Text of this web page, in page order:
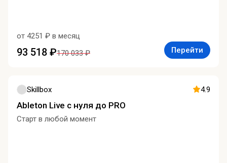
от 4251 ₽ в месяц
93 518 ₽170 033 ₽ Перейти
Skillbox 4.9
Ableton Live c нуля до PRO
Старт в любой момент